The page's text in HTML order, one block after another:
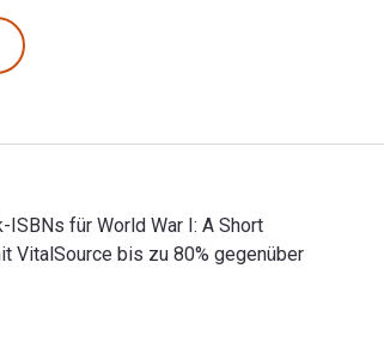
für World War I: A Short
VitalSource bis zu 80% gegenüber